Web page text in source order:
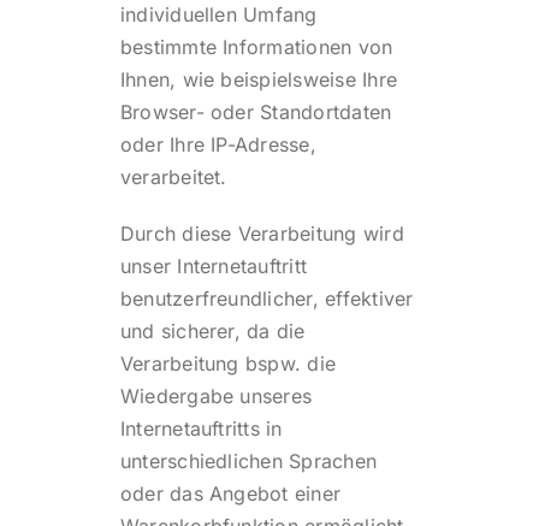
individuellen Umfang
bestimmte Informationen von
Ihnen, wie beispielsweise Ihre
Browser- oder Standortdaten
oder Ihre IP-Adresse,
verarbeitet.
Durch diese Verarbeitung wird
unser Internetauftritt
benutzerfreundlicher, effektiver
und sicherer, da die
Verarbeitung bspw. die
Wiedergabe unseres
Internetauftritts in
unterschiedlichen Sprachen
oder das Angebot einer